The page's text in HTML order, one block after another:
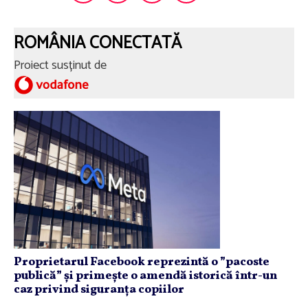
ROMÂNIA CONECTATĂ
Proiect susținut de
Proprietarul Facebook reprezintă o ”pacoste
publică” și primește o amendă istorică într-un
caz privind siguranța copiilor